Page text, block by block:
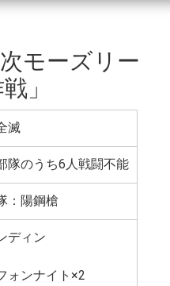
モーズリー
」
滅
隊のうち6人戦闘不能
：陽鋼槍
ディン
ォンナイト×2